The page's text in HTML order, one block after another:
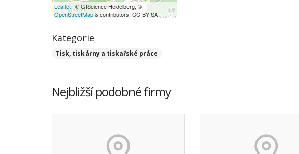
Leaflet | © GIScience Heidelberg, ©
OpenStreetMap& contributors, CC-BY-SA
Kategorie
Tisk, tiskárny a tiskařské práce
Nejbližší podobné firmy